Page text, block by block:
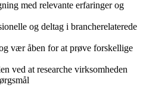
med relevante erfaringer og
og deltag i brancherelaterede
vær åben for at prøve forskellige
ved at researche virksomheden